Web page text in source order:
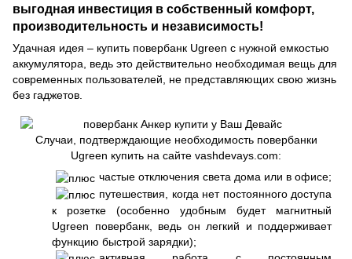
выгодная инвестиция в собственный комфорт,
производительность и независимость!
Удачная идея – купить повербанк Ugreen с нужной емкостью
аккумулятора, ведь это действительно необходимая вещь для
современных пользователей, не представляющих свою жизнь
без гаджетов.
Случаи, подтверждающие необходимость повербанки
Ugreen купить на сайте vashdevays.com:
частые отключения света дома или в офисе;
путешествия, когда нет постоянного доступа
к розетке (особенно удобным будет магнитный
Ugreen повербанк, ведь он легкий и поддерживает
функцию быстрой зарядки);